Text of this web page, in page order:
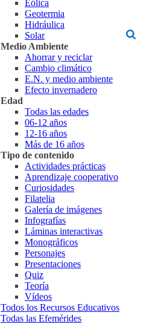
Eólica
Geotermia
Hidráulica
Solar
Medio Ambiente
Ahorrar y reciclar
Cambio climático
E.N. y medio ambiente
Efecto invernadero
Edad
Todas las edades
06-12 años
12-16 años
Más de 16 años
Tipo de contenido
Actividades prácticas
Aprendizaje cooperativo
Curiosidades
Filatelia
Galería de imágenes
Infografías
Láminas interactivas
Monográficos
Personajes
Presentaciones
Quiz
Teoría
Vídeos
Todos los Recursos Educativos
Todas las Efemérides